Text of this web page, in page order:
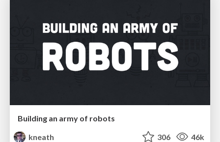
Building an army of robots
kneath
306 46k